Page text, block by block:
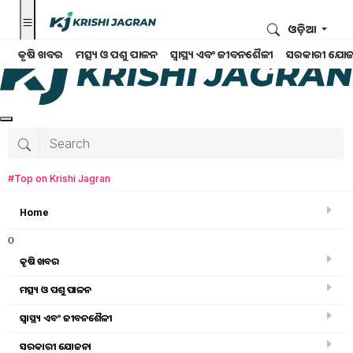
କୃଷି ଖବର ମତ୍ସ୍ୟ ଓ ପଶୁ ପାଳନ ସ୍ୱାସ୍ଥ୍ୟ ଏବଂ ଜୀବନଶୈଳୀ ସରକାରୀ
ଓଡ଼ିଆ
#Top on Krishi Jagran
Home
o
କୃଷି ଖବର
ମତ୍ସ୍ୟ ଓ ପଶୁ ପାଳନ
ସ୍ୱାସ୍ଥ୍ୟ ଏବଂ ଜୀବନଶୈଳୀ
ସରକାରୀ ଯୋଜନା
କୃଷି ଖବର